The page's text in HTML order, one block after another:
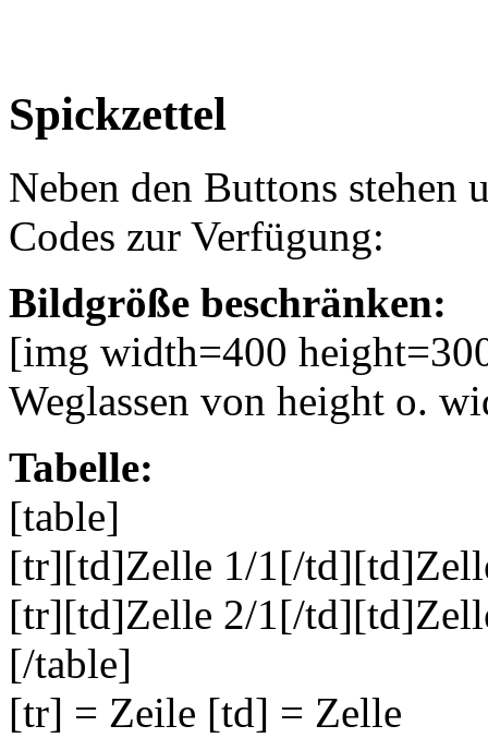
Spickzettel
Neben den Buttons stehen
Codes zur Verfügung:
Bildgröße beschränken:
[img width=400
Weglassen von height o.
Tabelle:
[table]
[tr][td]Zelle 1/1[/
[tr][td]Zelle 2/1[/
[/table]
[tr] = Zeile [td] = Zelle